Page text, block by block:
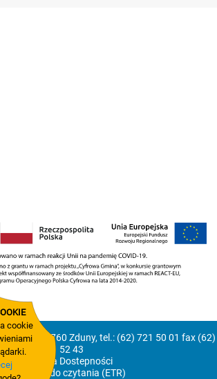
2, 63-760 Zduny, tel.: (62) 721 50 01 fax (62)
721 52 43
Deklaracja Dostepności
łatwy do czytania (ETR)
cookie